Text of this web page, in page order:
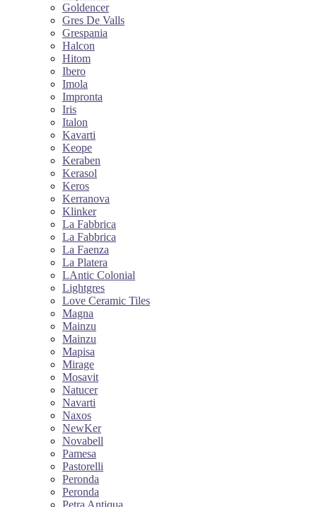
Goldencer
Gres De Valls
Grespania
Halcon
Hitom
Ibero
Imola
Impronta
Iris
Italon
Kavarti
Keope
Keraben
Kerasol
Keros
Kerranova
Klinker
La Fabbrica
La Fabbrica
La Faenza
La Platera
LAntic Colonial
Lightgres
Love Ceramic Tiles
Magna
Mainzu
Mainzu
Mapisa
Mirage
Mosavit
Natucer
Navarti
Naxos
NewKer
Novabell
Pamesa
Pastorelli
Peronda
Peronda
Petra Antiqua